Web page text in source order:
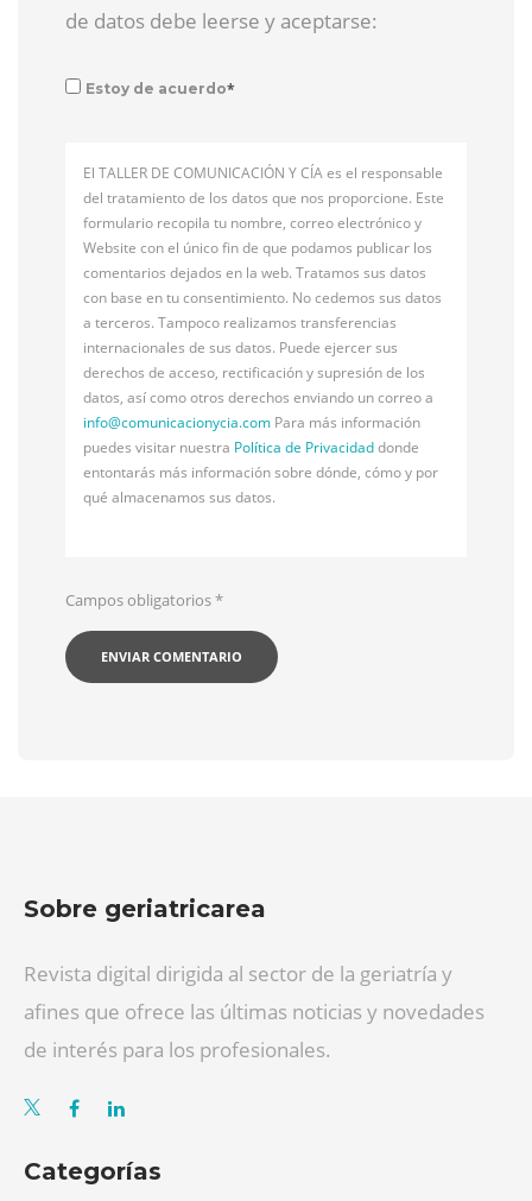
de datos debe leerse y aceptarse:
Estoy de acuerdo*
El TALLER DE COMUNICACIÓN Y CÍA es el responsable
del tratamiento de los datos que nos proporcione. Este
formulario recopila tu nombre, correo electrónico y
Website con el único fin de que podamos publicar los
comentarios dejados en la web. Tratamos sus datos
con base en tu consentimiento. No cedemos sus datos
a terceros. Tampoco realizamos transferencias
internacionales de sus datos. Puede ejercer sus
derechos de acceso, rectificación y supresión de los
datos, así como otros derechos enviando un correo a
info@comunicacionycia.com Para más información
puedes visitar nuestra Política de Privacidaddonde
entontarás más información sobre dónde, cómo y por
qué almacenamos sus datos.
Campos obligatorios*
Sobre geriatricarea
Revista digital dirigida al sector de la geriatría y
afines que ofrece las últimas noticias y novedades
de interés para los profesionales.
Categorías